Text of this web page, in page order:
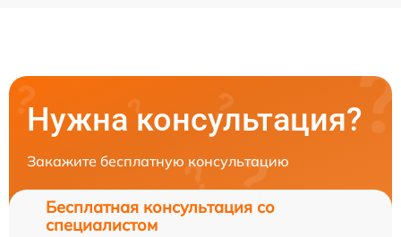
Нужна консультация?
Закажите бесплатную консультацию
Бесплатная консультация со
специалистом